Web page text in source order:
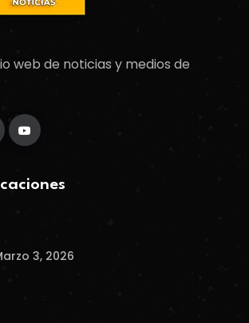
web de noticias y medios de
3, 2026